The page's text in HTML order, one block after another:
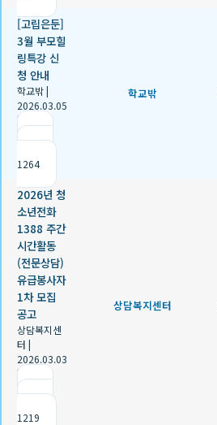
[고립은둔]
3월 부모힐
링특강 신
청 안내
학교밖|
2026.03.05
|
1264
학교밖
2026년 청
소년전화
1388 주간
시간활동
(전문상담)
유급봉사자
1차 모집
공고
상담복지센
터 |
2026.03.03
|
1219
상담복지센터